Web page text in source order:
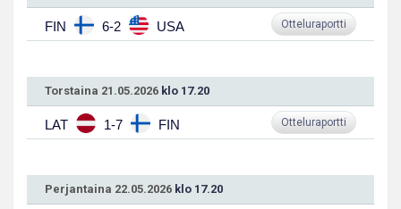
FIN 6-2 USA Otteluraportti
Torstaina 21.05.2026 klo 17.20
LAT 1-7 FIN Otteluraportti
Perjantaina 22.05.2026 klo 17.20